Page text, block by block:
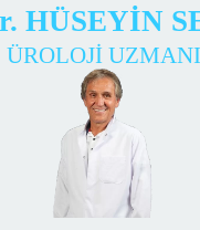
HÜSEYİN
ÜROLOJİ UZMANI